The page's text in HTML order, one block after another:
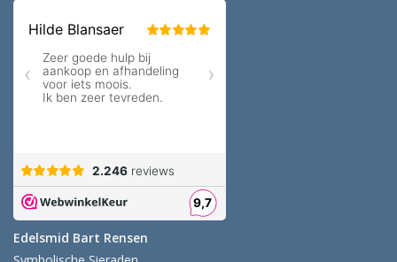
Edelsmid Bart Rensen